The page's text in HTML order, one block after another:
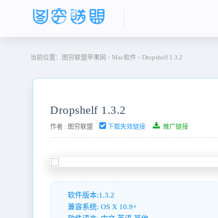
当前位置： 图穷联盟苹果网 > Mac软件 > Dropshelf 1.3.2
Dropshelf 1.3.2
作者 : 图穷联盟 下载失效链接 推广链接
软件版本:1.3.2
兼容系统: OS X 10.9+